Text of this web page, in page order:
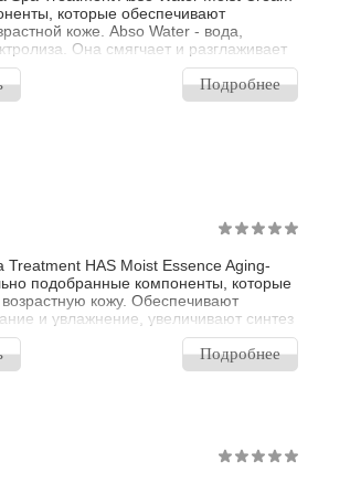
которые обеспечивают
коже. Abso Water - вода,
Она смягчает и разглаживает
увядания. Растительные экстракты
кожу, улучшают цвет лица,
помогают уменьшить
Подробнее
HAS Moist Essence Aging-
подобранные компоненты, которые
кожу. Обеспечивают
и увлажнение, увеличивают синтез
помогают восстановить
эпидермиса. Омолаживающая
HAS Moist Essence Aging-Care
Подробнее